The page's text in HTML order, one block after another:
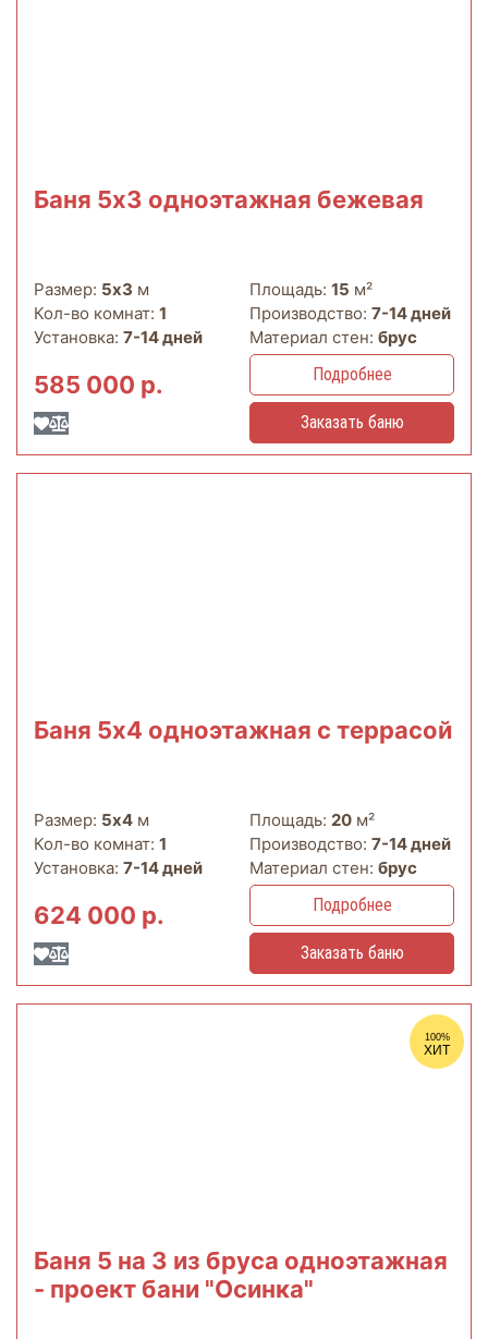
Баня 5х3 одноэтажная бежевая
Размер: 5х3 м Площадь: 15 м²
Кол-во комнат: 1 Производство: 7-14 дней
Установка: 7-14 дней Материал стен: брус
585 000 р. Подробнее
Заказать баню
Баня 5х4 одноэтажная с террасой
Размер: 5х4 м Площадь: 20 м²
Кол-во комнат: 1 Производство: 7-14 дней
Установка: 7-14 дней Материал стен: брус
624 000 р. Подробнее
Заказать баню
100%
ХИТ
Баня 5 на 3 из бруса одноэтажная
- проект бани "Осинка"